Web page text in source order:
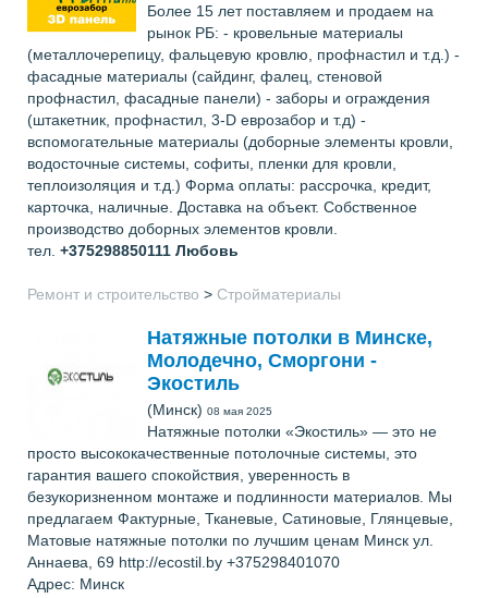
Более 15 лет поставляем и продаем на
рынок РБ: - кровельные материалы
(металлочерепицу, фальцевую кровлю, профнастил и т.д.) -
фасадные материалы (сайдинг, фалец, стеновой
профнастил, фасадные панели) - заборы и ограждения
(штакетник, профнастил, 3-D еврозабор и т.д) -
вспомогательные материалы (доборные элементы кровли,
водосточные системы, софиты, пленки для кровли,
теплоизоляция и т.д.) Форма оплаты: рассрочка, кредит,
карточка, наличные. Доставка на объект. Собственное
производство доборных элементов кровли.
тел. +375298850111 Любовь
Ремонт и строительство > Стройматериалы
Натяжные потолки в Минске,
Молодечно, Сморгони -
Экостиль
(Минск) 08 мая 2025
Натяжные потолки «Экостиль» — это не
просто высококачественные потолочные системы, это
гарантия вашего спокойствия, уверенность в
безукоризненном монтаже и подлинности материалов. Мы
предлагаем Фактурные, Тканевые, Сатиновые, Глянцевые,
Матовые натяжные потолки по лучшим ценам Минск ул.
Аннаева, 69 http://ecostil.by +375298401070
Адрес: Минск